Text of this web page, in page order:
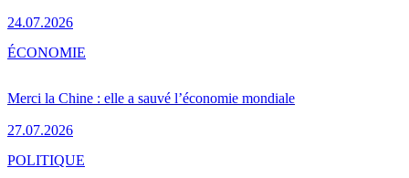
24.07.2026
Merci la Chine : elle a sauvé l’économie mondiale
27.07.2026
ÉCONOMIE
POLITIQUE